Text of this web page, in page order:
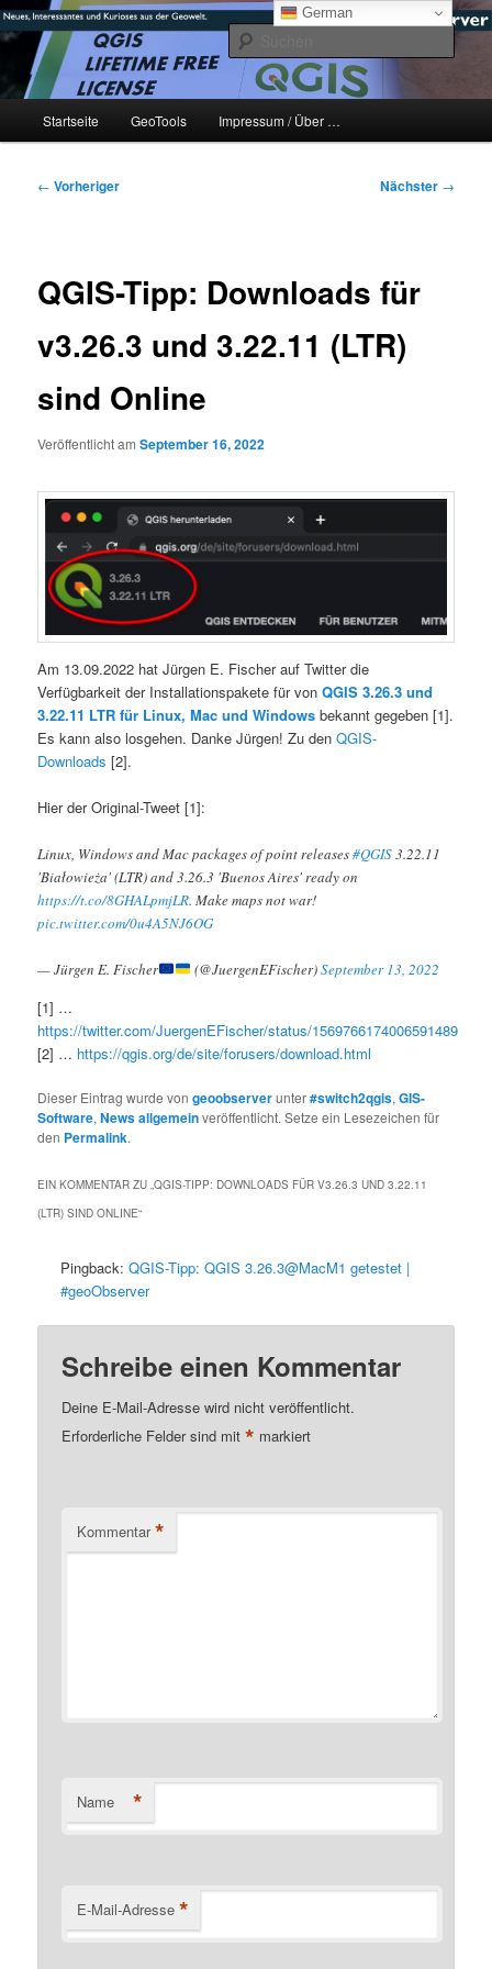
Zum
primären
Inhalt
springen#geoObserver
mikeE's GeoBlog
Startseite GeoTools Impressum / Über …
Beitragsnavigation
← Vorheriger Nächster →
QGIS-Tipp: Downloads für
v3.26.3 und 3.22.11 (LTR)
sind Online
Veröffentlicht amSeptember 16, 2022
Am 13.09.2022 hat Jürgen E. Fischer auf Twitter die
Verfügbarkeit der Installationspakete für vonQGIS 3.26.3 und
3.22.11 LTR für Linux, Mac und Windows bekannt gegeben [1].
Es kann also losgehen. Danke Jürgen! Zu denQGIS-
Downloads [2].
Hier der Original-Tweet [1]:
Linux, Windows and Mac packages of point releases#QGIS3.22.11
'Białowieża' (LTR) and 3.26.3 'Buenos Aires' ready on
https://t.co/8GHALpmjLR. Make maps not war!
pic.twitter.com/0u4A5NJ6OG
— Jürgen E. Fischer (@JuergenEFischer)September 13, 2022
[1] …
https://twitter.com/JuergenEFischer/status/1569766174006591489
[2] … https://qgis.org/de/site/forusers/download.html
Dieser Eintrag wurde vongeoobserverunter#switch2qgis,GIS-
Software,News allgemeinveröffentlicht. Setze ein Lesezeichen für
den Permalink.
EIN KOMMENTAR ZU „QGIS-TIPP: DOWNLOADS FÜR V3.26.3 UND 3.22.11
(LTR) SIND ONLINE“
Pingback:QGIS-Tipp: QGIS 3.26.3@MacM1 getestet |
#geoObserver
Schreibe einen Kommentar
Deine E-Mail-Adresse wird nicht veröffentlicht.
Erforderliche Felder sind mit* markiert
Kommentar *
Name *
E-Mail-Adresse *
German